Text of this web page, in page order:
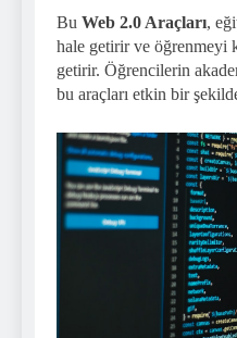
Bu Web 2.0 Araçları,
hale getirir ve öğrenmeyi
getirir. Öğrencilerin
bu araçları etkin bir